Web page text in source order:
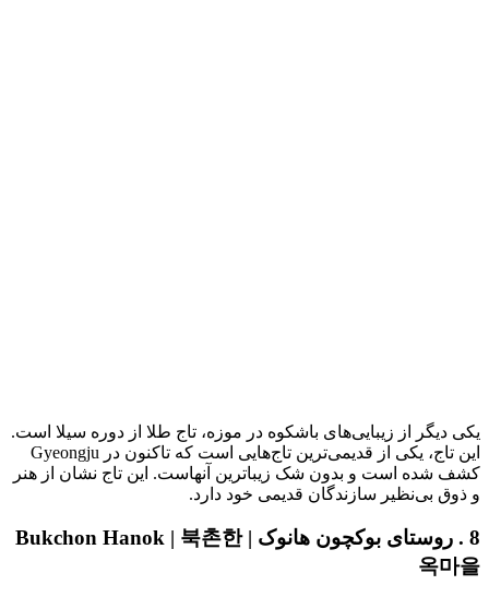
یکی دیگر از زیبایی‌های باشکوه در موزه، تاج طلا از دوره سیلا است.
این تاج، یکی از قدیمی‌ترین تاج‌هایی است که تاکنون در Gyeongju
کشف شده است و بدون شک زیباترین آنهاست. این تاج نشان از هنر
و ذوق بی‌نظیر سازندگان قدیمی خود دارد.
8 . روستای بوکچون هانوک | Bukchon Hanok | 북촌한
옥마을